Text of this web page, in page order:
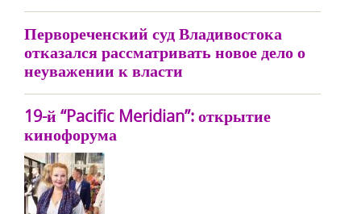
Первореченский суд Владивостока
отказался рассматривать новое дело о
неуважении к власти
19-й “Pacific Meridian”: открытие
кинофорума